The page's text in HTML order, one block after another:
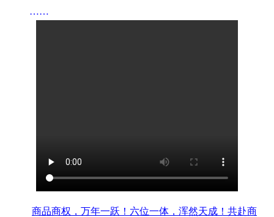
……
商品商权，万年一跃！六位一体，浑然天成！共赴商